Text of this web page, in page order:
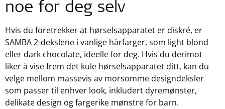
noe for deg selv
Hvis du foretrekker at hørselsapparatet er diskré, er
SAMBA 2-dekslene i vanlige hårfarger, som light blond
eller dark chocolate, ideelle for deg. Hvis du derimot
liker å vise frem det kule hørselsapparatet ditt, kan du
velge mellom massevis av morsomme designdeksler
som passer til enhver look, inkludert dyremønster,
delikate design og fargerike mønstre for barn.